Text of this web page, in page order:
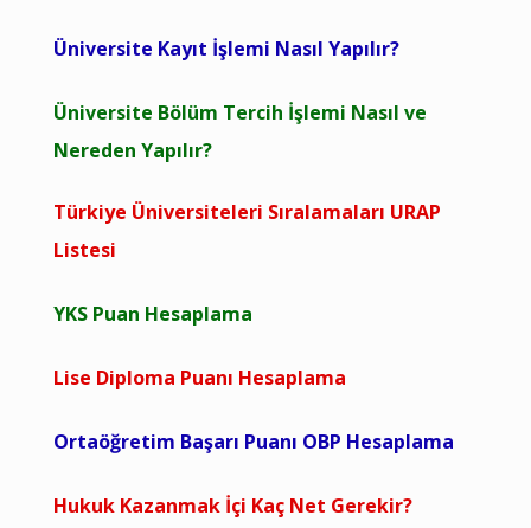
Üniversite Kayıt İşlemi Nasıl Yapılır?
Üniversite Bölüm Tercih İşlemi Nasıl ve
Nereden Yapılır?
Türkiye Üniversiteleri Sıralamaları URAP
Listesi
YKS Puan Hesaplama
Lise Diploma Puanı Hesaplama
Ortaöğretim Başarı Puanı OBP Hesaplama
Hukuk Kazanmak İçi Kaç Net Gerekir?